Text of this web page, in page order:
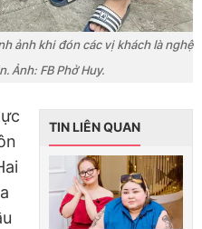
ảnh khi đón các vị khách là nghệ
Ảnh: FB Phở Huy.
TIN LIÊN QUAN